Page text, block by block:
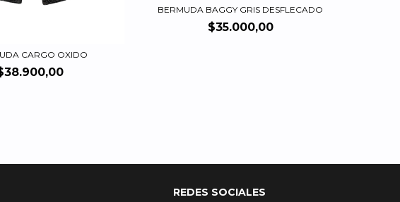
CARGO OXIDO
BERMUDA BAGGY GRIS DESFLECADO
$35.000,00
REDES SOCIALES